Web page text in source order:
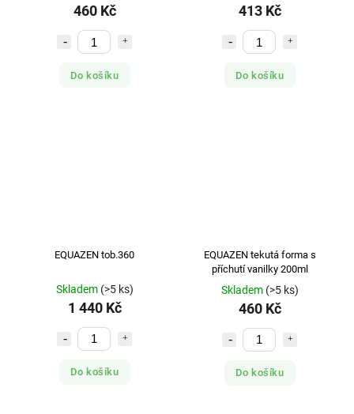
460 Kč
Do košíku
413 Kč
Do košíku
EQUAZEN tob.360
Skladem (>5 ks)
1 440 Kč
Do košíku
EQUAZEN tekutá forma s
příchutí vanilky 200ml
Skladem (>5 ks)
460 Kč
Do košíku